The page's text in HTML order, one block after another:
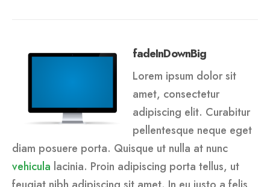
fadeInDownBig
Lorem ipsum dolor sit
amet, consectetur
adipiscing elit. Curabitur
pellentesque neque eget
diam posuere porta. Quisque ut nulla at nunc
vehicula lacinia. Proin adipiscing porta tellus, ut